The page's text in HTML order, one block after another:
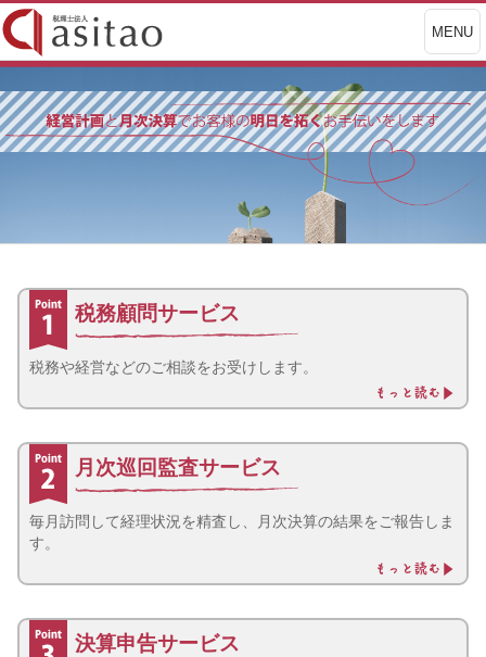
MENU
税務顧問サービス
税務や経営などのご相談をお受けします。
月次巡回監査サービス
毎月訪問して経理状況を精査し、月次決算の結果をご報告しま
す。
決算申告サービス